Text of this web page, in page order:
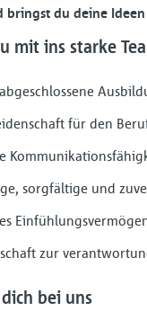
bringst du deine
mit ins starke
für den
sorgfältige und
zur
bei uns